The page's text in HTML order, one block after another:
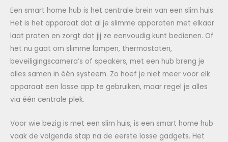
Een smart home hub is het centrale brein van een slim huis.
Het is het apparaat dat al je slimme apparaten met elkaar
laat praten en zorgt dat jij ze eenvoudig kunt bedienen. Of
het nu gaat om slimme lampen, thermostaten,
beveiligingscamera’s of speakers, met een hub breng je
alles samen in één systeem. Zo hoef je niet meer voor elk
apparaat een losse app te gebruiken, maar regel je alles
via één centrale plek.
Voor wie bezig is met een slim huis, is een smart home hub
vaak de volgende stap na de eerste losse gadgets. Het